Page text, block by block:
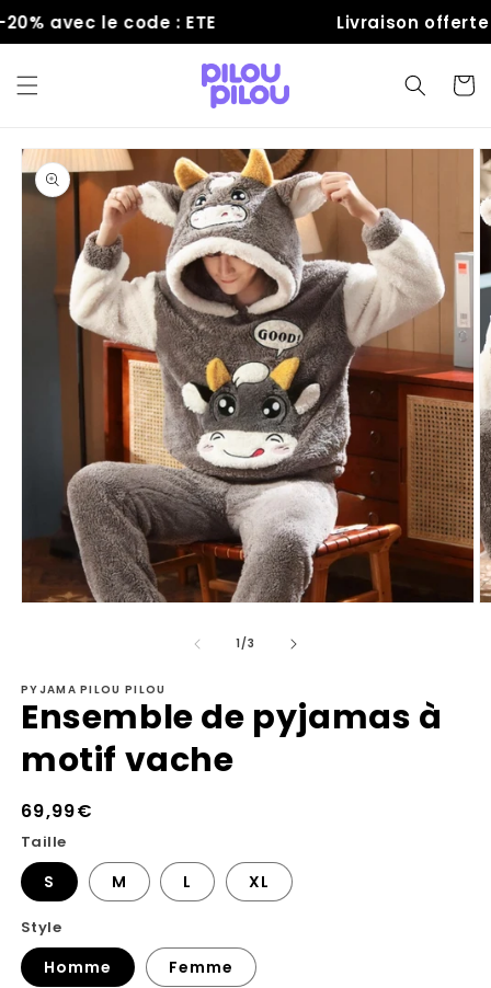
passer
au
avec le code : ETE Livraison offerte
Panier
Passer aux
informations
produits
une
fenêtre
modale
1/de
3
PYJAMA PILOU PILOU
Ensemble de pyjamas à
motif vache
Prix
habituel
69,99€
Taille
S M L XL
Style
Homme Femme